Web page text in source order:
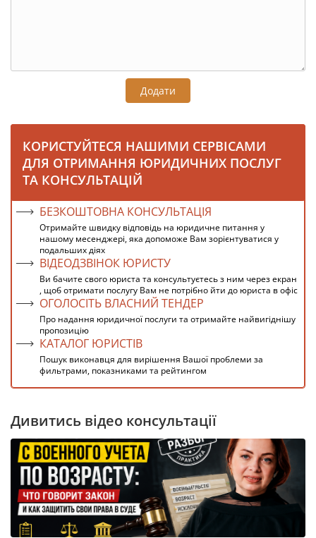
Додати
КОРИСТУЙТЕСЯ НАШИМИ СЕРВІСАМИ
ДЛЯ ОТРИМАННЯ ЮРИДИЧНИХ ПОСЛУГ
ТА КОНСУЛЬТАЦІЙ
БЕЗКОШТОВНА КОНСУЛЬТАЦІЯ
Отримайте швидку відповідь на юридичне питання у
нашому месенджері, яка допоможе Вам зорієнтуватися у
подальших діях
ВІДЕОДЗВІНОК ЮРИСТУ
Ви бачите свого юриста та консультуєтесь з ним через екран
, щоб отримати послугу Вам не потрібно йти до юриста в офіс
ОГОЛОСІТЬ ВЛАСНИЙ ТЕНДЕР
Про надання юридичної послуги та отримайте найвигіднішу
пропозицію
КАТАЛОГ ЮРИСТІВ
Пошук виконавця для вирішення Вашої проблеми за
фильтрами, показниками та рейтингом
Дивитись відео консультації